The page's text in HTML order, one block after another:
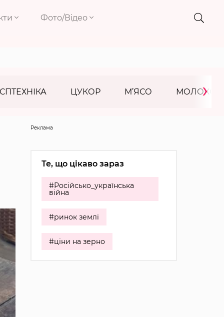
Фото/Відео
ЦУКОР М’ЯСО МОЛОКО
›
Реклама
Те, що цікаво зараз
#Російсько_українська
війна
#ринок землі
#ціни на зерно